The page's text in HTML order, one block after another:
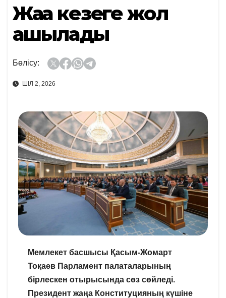
Жаңа кезеңге жол
ашылады
Бөлісу:
ШІЛ 2, 2026
Мемлекет басшысы Қасым-Жомарт
Тоқаев Парламент палаталарының
бірлескен отырысында сөз сөйледі.
Президент жаңа Конституцияның күшіне